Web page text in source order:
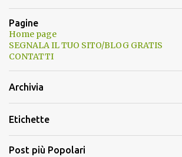
Pagine
Home page
SEGNALA IL TUO SITO/BLOG GRATIS
CONTATTI
Archivia
Etichette
Post più Popolari